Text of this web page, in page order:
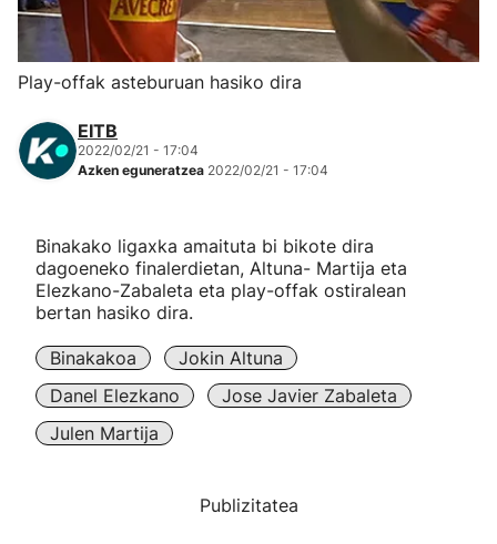
Herri-kirolak
Eskubaloia
Kirolak 360
Mendi-lasterketak
"Helmuga"
Play-offak asteburuan hasiko dira
EITB
2022/02/21 - 17:04
Azken eguneratzea 2022/02/21 - 17:04
Binakako ligaxka amaituta bi bikote dira
dagoeneko finalerdietan, Altuna- Martija eta
Elezkano-Zabaleta eta play-offak ostiralean
bertan hasiko dira.
Binakakoa
Jokin Altuna
Danel Elezkano
Jose Javier Zabaleta
Julen Martija
Publizitatea